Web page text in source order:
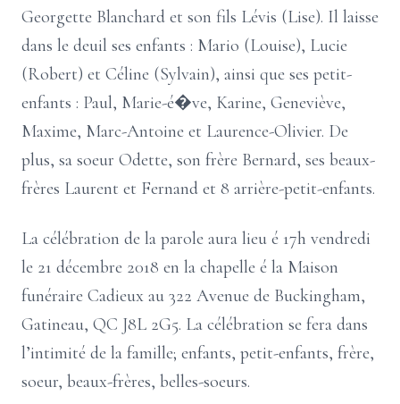
Georgette Blanchard et son fils Lévis (Lise). Il laisse
dans le deuil ses enfants : Mario (Louise), Lucie
(Robert) et Céline (Sylvain), ainsi que ses petit-
enfants : Paul, Marie-é�ve, Karine, Geneviève,
Maxime, Marc-Antoine et Laurence-Olivier. De
plus, sa soeur Odette, son frère Bernard, ses beaux-
frères Laurent et Fernand et 8 arrière-petit-enfants.
La célébration de la parole aura lieu é 17h vendredi
le 21 décembre 2018 en la chapelle é la Maison
funéraire Cadieux au 322 Avenue de Buckingham,
Gatineau, QC J8L 2G5. La célébration se fera dans
l’intimité de la famille; enfants, petit-enfants, frère,
soeur, beaux-frères, belles-soeurs.